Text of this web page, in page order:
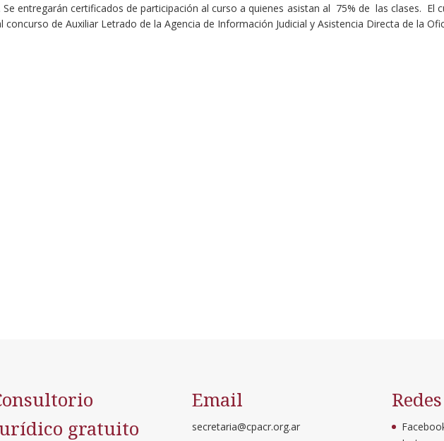
entregarán certificados de participación al curso a quienes asistan al 75% de las clases. El
de Auxiliar Letrado de la Agencia de Información Judicial y Asistencia Directa de la
gratuito
Email
secretaria@cpacr.org.ar